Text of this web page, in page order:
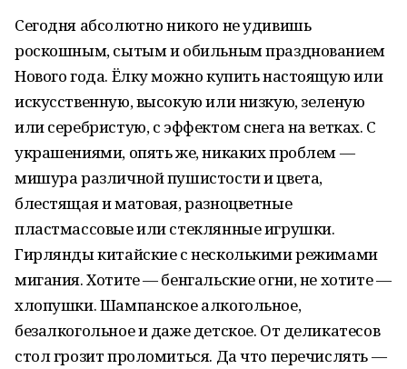
Сегодня абсолютно никого не удивишь
роскошным, сытым и обильным празднованием
Нового года. Ёлку можно купить настоящую или
искусственную, высокую или низкую, зеленую
или серебристую, с эффектом снега на ветках. С
украшениями, опять же, никаких проблем —
мишура различной пушистости и цвета,
блестящая и матовая, разноцветные
пластмассовые или стеклянные игрушки.
Гирлянды китайские с несколькими режимами
мигания. Хотите — бенгальские огни, не хотите —
хлопушки. Шампанское алкогольное,
безалкогольное и даже детское. От деликатесов
стол грозит проломиться. Да что перечислять —